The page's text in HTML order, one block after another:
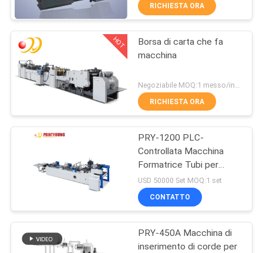
FABBRICA
CONTROLLO
QUALITÀ
CONTATTICI
RICHIEDA
UNA
MAPPA
Macchina di
laminazione della
flauto
macchina tagliante
di carta
114
RICHIESTA ORA
HOT
Borsa di carta che fa
macchina
RICHIESTA ORA
PRY-1200 PLC-
Controllata Macchina
Formatrice Tubi per
Sacchetti di Carta ad
Alta Produttività
USD 50000 Set MOQ:1 set
CONTATTO
PRY-450A Macchina di
inserimento di corde per